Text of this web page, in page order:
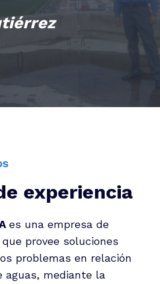
experiencia
es una empresa de
provee soluciones
problemas en relación
aguas, mediante la